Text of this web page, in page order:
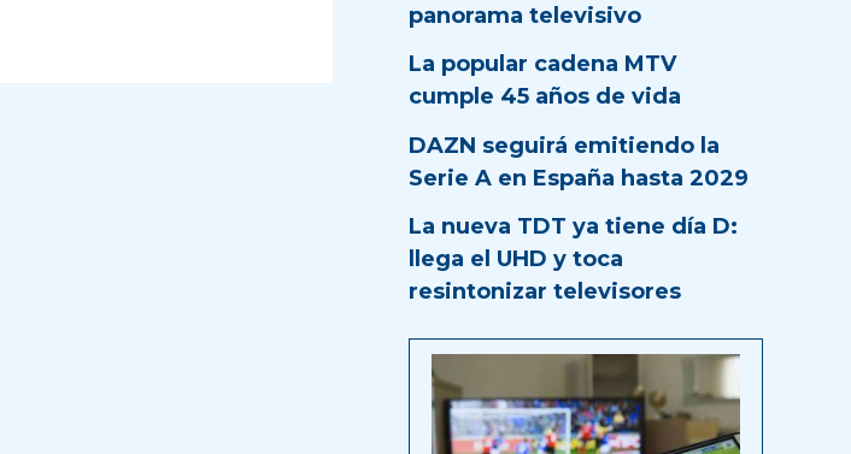
panorama televisivo
La popular cadena MTV
cumple 45 años de vida
DAZN seguirá emitiendo la
Serie A en España hasta 2029
La nueva TDT ya tiene día D:
llega el UHD y toca
resintonizar televisores